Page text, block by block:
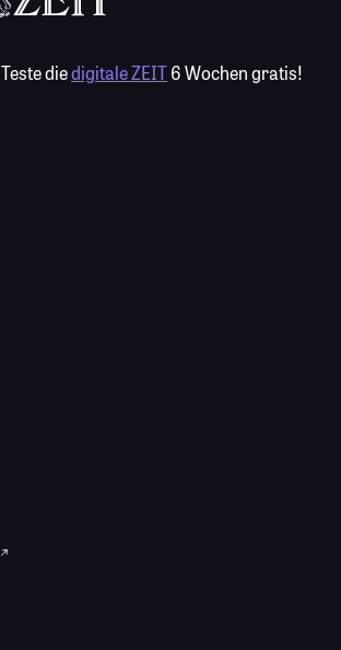
Teste diedigitale ZEIT6 Wochen gratis!